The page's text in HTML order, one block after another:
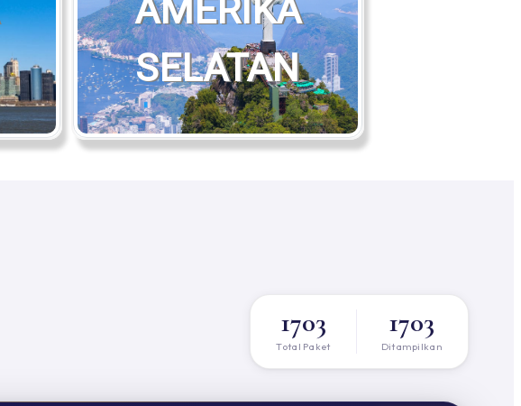
AMERIKA
SELATAN
1703
Total Paket
1703
Ditampilkan